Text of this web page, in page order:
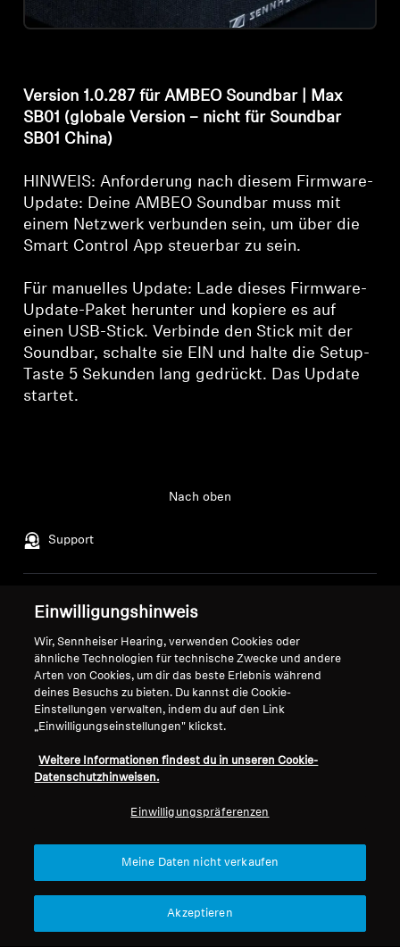
Version 1.0.287 für AMBEO Soundbar | Max
SB01 (globale Version – nicht für Soundbar
SB01 China)
HINWEIS: Anforderung nach diesem Firmware-
Update: Deine AMBEO Soundbar muss mit
einem Netzwerk verbunden sein, um über die
Smart Control App steuerbar zu sein.
Für manuelles Update: Lade dieses Firmware-
Update-Paket herunter und kopiere es auf
einen USB-Stick. Verbinde den Stick mit der
Soundbar, schalte sie EIN und halte die Setup-
Taste 5 Sekunden lang gedrückt. Das Update
startet.
Support
Nach oben
Impressum
Vertrag widerrufen
Globale Datenschutzrichtlinie
Allgemeine
Geschäftsbedingungen für
Koordinierte Richtlinie zur
Offenlegung von Schwachstellen
Karriere bei Sonova
Pressekontakte
Sennheiser Consumer
Impressum Cookie-Einstellungen
© 2026 Sonova Consumer Hearing GmbH
Produkte zu Ihrer Wunschliste hinzuzufügen und
Einwilligungshinweis
Wir, Sennheiser Hearing, verwenden Cookies oder
ähnliche Technologien für technische Zwecke und andere
Arten von Cookies, um dir das beste Erlebnis während
deines Besuchs zu bieten. Du kannst die Cookie-
Einstellungen verwalten, indem du auf den Link
„Einwilligungseinstellungen" klickst.
Weitere Informationen findest du in unseren Cookie-
Datenschutzhinweisen.
Einwilligungspräferenzen
Meine Daten nicht verkaufen
Akzeptieren